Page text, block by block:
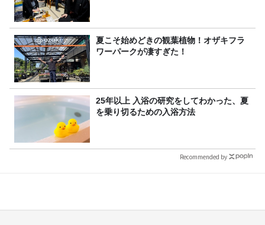
夏こそ始めどきの観葉植物！オザキフラ
ワーパークが凄すぎた！
25年以上 入浴の研究をしてわかった、夏
を乗り切るための入浴方法
Recommended by